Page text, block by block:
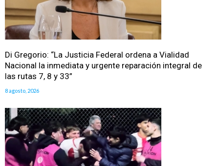
Di Gregorio: “La Justicia Federal ordena a Vialidad
Nacional la inmediata y urgente reparación integral de
las rutas 7, 8 y 33”
8 agosto, 2026